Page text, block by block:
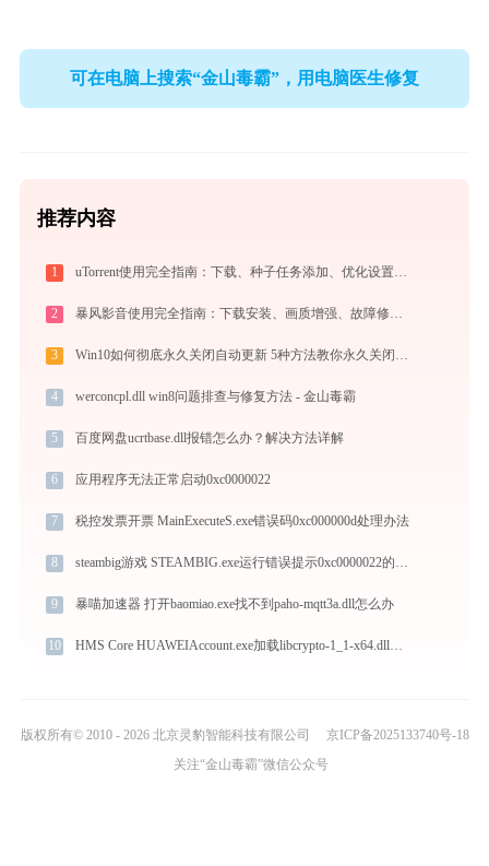
可在电脑上搜索“金山毒霸”，用电脑医生修复
推荐内容
1 uTorrent使用完全指南：下载、种子任务添加、优化设置与BT客户端对比
2 暴风影音使用完全指南：下载安装、画质增强、故障修复与播放器对比
3 Win10如何彻底永久关闭自动更新 5种方法教你永久关闭win10自动更新
4 werconcpl.dll win8问题排查与修复方法 - 金山毒霸
5 百度网盘ucrtbase.dll报错怎么办？解决方法详解
6 应用程序无法正常启动0xc0000022
7 税控发票开票 MainExecuteS.exe错误码0xc000000d处理办法
8 steambig游戏 STEAMBIG.exe运行错误提示0xc0000022的解决办法
9 暴喵加速器 打开baomiao.exe找不到paho-mqtt3a.dll怎么办
10 HMS Core HUAWEIAccount.exe加载libcrypto-1_1-x64.dll文件丢失处理办法
版权所有© 2010 - 2026 北京灵豹智能科技有限公司
京ICP备2025133740号-18
关注“金山毒霸”微信公众号